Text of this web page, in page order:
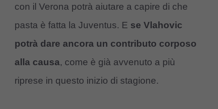
con il Verona potrà aiutare a capire di che
pasta è fatta la Juventus. E se Vlahovic
potrà dare ancora un contributo corposo
alla causa, come è già avvenuto a più
riprese in questo inizio di stagione.